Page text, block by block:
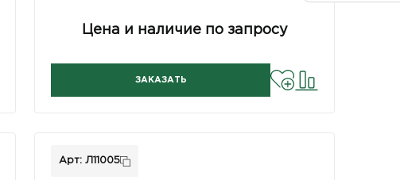
Цена и наличие по запросу
ЗАКАЗАТЬ
Арт: Л11005